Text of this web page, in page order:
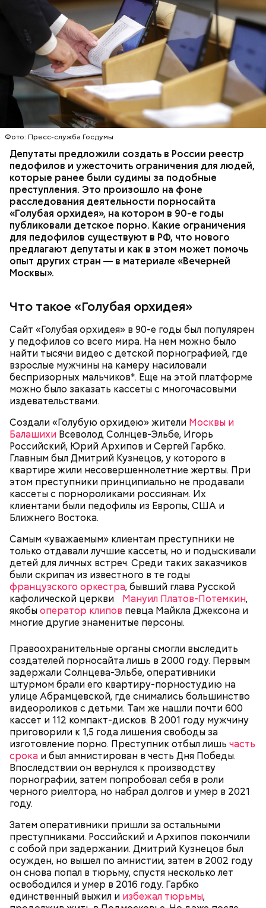
Фото: Пресс-служба Госдумы
Депутаты предложили создать в России реестр
педофилов и ужесточить ограничения для людей,
которые ранее были судимы за подобные
преступления. Это произошло на фоне
расследования деятельности порносайта
«Голубая орхидея», на котором в 90-е годы
публиковали детское порно. Какие ограничения
для педофилов существуют в РФ, что нового
предлагают депутаты и как в этом может помочь
опыт других стран — в материале «Вечерней
Москвы».
Что такое «Голубая орхидея»
Сайт «Голубая орхидея» в 90-е годы был популярен
у педофилов со всего мира. На нем можно было
найти тысячи видео с детской порнографией, где
взрослые мужчины на камеру насиловали
беспризорных мальчиков*. Еще на этой платформе
можно было заказать кассеты с многочасовыми
издевательствами.
Создали «Голубую орхидею» жители Москвы и
Балашихи Всеволод Солнцев-Эльбе, Игорь
Российский, Юрий Архипов и Сергей Гарбко.
Главным был Дмитрий Кузнецов, у которого в
квартире жили несовершеннолетние жертвы. При
этом преступники принципиально не продавали
кассеты с порнороликами россиянам. Их
клиентами были педофилы из Европы, США и
Ближнего Востока.
Самым «уважаемым» клиентам преступники не
только отдавали лучшие кассеты, но и подыскивали
детей для личных встреч. Среди таких заказчиков
были скрипач из известного в те годы
французского оркестра, бывший глава Русской
кафолической церкви
Мануил Платов-Потемкин,
якобыоператор клипов певца Майкла Джексона и
многие другие знаменитые персоны.
Правоохранительные органы смогли выследить
создателей порносайта лишь в 2000 году. Первым
задержали Солнцева-Эльбе, оперативники
штурмом брали его квартиру-порностудию на
улице Абрамцевской, где снимались большинство
видеороликов с детьми. Там же нашли почти 600
кассет и 112 компакт-дисков. В 2001 году мужчину
приговорили к 1,5 года лишения свободы за
изготовление порно. Преступник отбыл лишь часть
срока и был амнистирован в честь Дня Победы.
Впоследствии он вернулся к производству
порнографии, затем попробовал себя в роли
черного риелтора, но набрал долгов и умер в 2021
году.
Затем оперативники пришли за остальными
преступниками. Российский и Архипов покончили
с собой при задержании. Дмитрий Кузнецов был
осужден, но вышел по амнистии, затем в 2002 году
он снова попал в тюрьму, спустя несколько лет
освободился и умер в 2016 году. Гарбко
единственный выжил и избежал тюрьмы,
Козяйкин подчеркнул, что Гасанов оплатил все
Кто такой Гусейн Гасанов
Гусейну Гасанову 32 года, по национальности он
азербайджанец. Он родился в Санкт-Петербурге в
семье предпринимателей, отучился в Санкт-
Петербургском государственном экономическом
университете. От отца будущему блогеру
переросло в целую сеть «Banda Roll» с
несколькими точками в Санкт-Петербурге и
Москве. Также блогеру принадлежала кальянная-
бар GG Lounge в центре Москвы и магазин одежды
GG Brands в ТЦ «Афимолл».
Фото: vk.com / Гусейн Гасанов
Развивать блог Гасанов начал еще во время учебы в
университете, снимая короткие юмористические
«Мужчина — блогер года». После этого мужчина
«Мышление миллионера».
При этом Гасанов не раз оказывался в центре
скандалов. В марте 2019 года он разыгрывал в
своем блоге автомобиль Mercedes G-Class
Gelandewagen, который, как оказалось, был
подержанным и трижды попадал в аварии. Также
тысячи рублей. В том же году блог Гасанова
временно заблокировали. В июле 2021 года
Гасанова лишили водительских правза отказ
проходить медосвидетельствование. А в 2023
году на блогеразаявила в полициюглава Лиги
безопасного интернета Екатерина Мизулина из-за
рекламы онлайн-казино.
Фото: Соцсети
— Я надеюсь, приговор будет в цифрах, а не
пожизненное, —говорил Миссюрасудье.
24 июля 2026 года состоялось последнее
заседание по делу балашихинского отравителя.
Суд признал Миссюру виновным в убийстве двух
человек и покушении на убийство еще семи лиц.
Молодого человека приговорили к пожизненному
лишению свободы.
— Признать Миссюру Артема Михайловича
виновным и назначить ему наказание в виде
особого режима, — огласила решение судья.
В начале 2000-х в России орудовал другой
серийный отравитель —
«Доктор Смерть»Максим
Петров. Он убил минимум 11 пенсионеров, вколов
им смертельную дозу лекарства, а затем
«обчистил» их квартиры и сжег.